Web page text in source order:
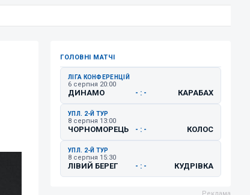
ГОЛОВНІ МАТЧІ
ЛІГА КОНФЕРЕНЦІЙ
6 серпня 20:00
ДИНАМО - : - КАРАБАХ
УПЛ. 2-Й ТУР
8 серпня 13:00
ЧОРНОМОРЕЦЬ - : - КОЛОС
УПЛ. 2-Й ТУР
8 серпня 15:30
ЛІВИЙ БЕРЕГ - : - КУДРІВКА